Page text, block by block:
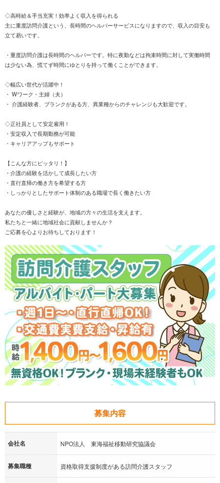
◇高時給＆手当充実！効率よく収入を得られる
主に重度訪問介護という、長時間のヘルパーサービスになりますので、収入の目安も
立て易いです。
・重度訪問介護は長時間のヘルパーです。特に夜勤などは拘束時間に対して実働時間
は少ない為、慌てず時間にゆとりを持って働くことができます。
◇幅広い世代が活躍中！
・ Wワーク・主婦（夫）
・ 介護経験者、ブランクがある方、異業種からのチャレンジも大歓迎です。
◇正社員として安定雇用！
・安定収入で長期勤務が可能
・キャリアアップもサポート
【こんな方にピッタリ！】
・介護の経験を活かして成長したい方
・直行直帰の働き方を希望する方
・しっかりとしたサポート体制のある職場で長く働きたい方
あなたの優しさと経験が、地域の方々の生活を支えます。
私たちと一緒に地域社会に貢献しませんか？
ご応募を心よりお待ちしております！
募集内容
会社名 NPO法人 東海福祉移動研究協議会
募集職種 資格取得支援制度がある訪問介護スタッフ